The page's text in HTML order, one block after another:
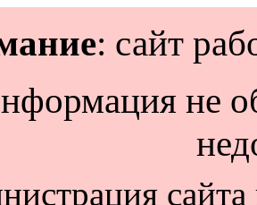
: сайт
не
сайта